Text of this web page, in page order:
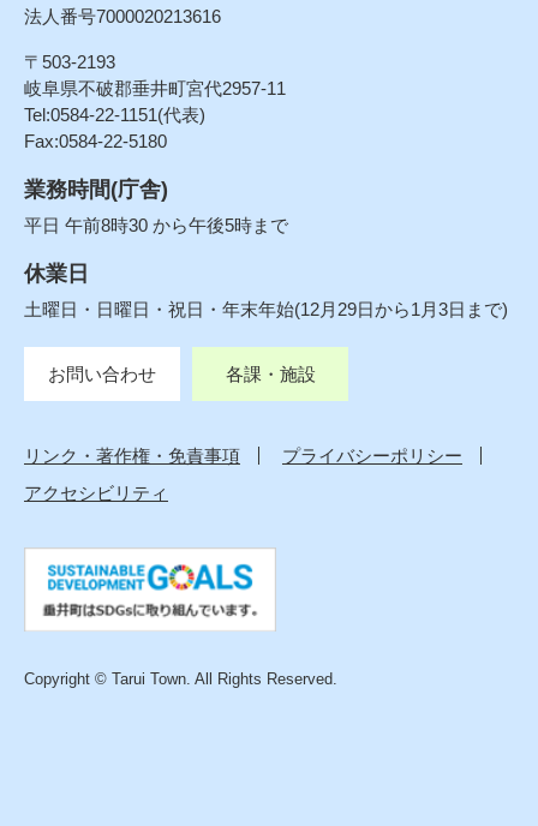
法人番号7000020213616
〒503-2193
岐阜県不破郡垂井町宮代2957-11
Tel:0584-22-1151(代表)
Fax:0584-22-5180
業務時間(庁舎)
平日 午前8時30 から午後5時まで
休業日
土曜日・日曜日・祝日・年末年始(12月29日から1月3日まで)
お問い合わせ 各課・施設
リンク・著作権・免責事項
プライバシーポリシー
アクセシビリティ
Copyright © Tarui Town. All Rights Reserved.